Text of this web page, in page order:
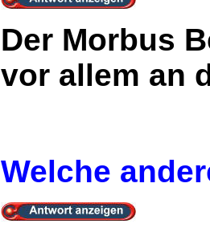
Der Morbus
vor allem an
Welche